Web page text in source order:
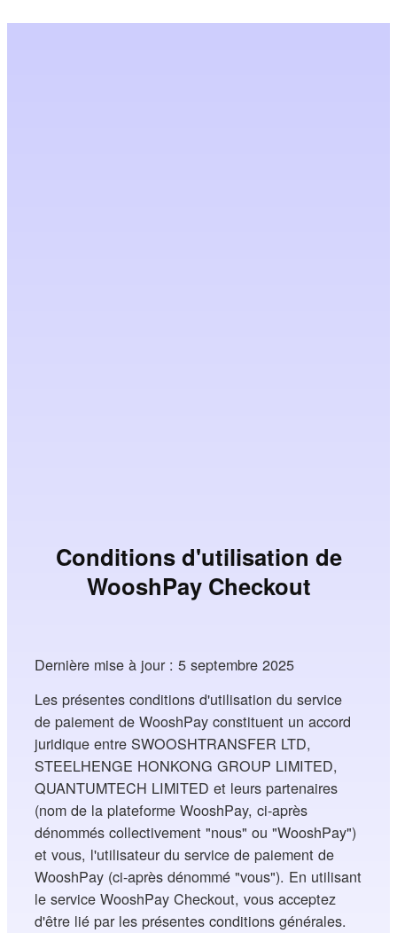
Conditions d'utilisation de
WooshPay Checkout
Dernière mise à jour : 5 septembre 2025
Les présentes conditions d'utilisation du service
de paiement de WooshPay constituent un accord
juridique entre SWOOSHTRANSFER LTD,
STEELHENGE HONKONG GROUP LIMITED,
QUANTUMTECH LIMITED et leurs partenaires
(nom de la plateforme WooshPay, ci-après
dénommés collectivement "nous" ou "WooshPay")
et vous, l'utilisateur du service de paiement de
WooshPay (ci-après dénommé "vous"). En utilisant
le service WooshPay Checkout, vous acceptez
d'être lié par les présentes conditions générales.